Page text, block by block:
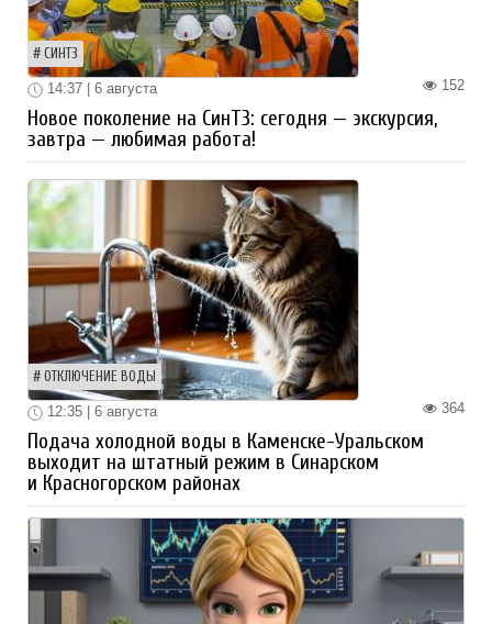
СИНТЗ
152
14:37 | 6 августа
Новое поколение на СинТЗ: сегодня — экскурсия,
завтра — любимая работа!
ОТКЛЮЧЕНИЕ ВОДЫ
364
12:35 | 6 августа
Подача холодной воды в Каменске-Уральском
выходит на штатный режим в Синарском
и Красногорском районах